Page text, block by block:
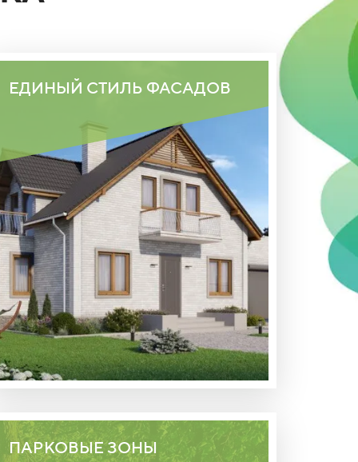
ЕДИНЫЙ СТИЛЬ ФАСАДОВ
ВСЕ ДОМА ВЫПОЛНЕНЫ В ЕДИНОМ
АРХИТЕКТУРНОМ СТИЛЕ
ПАРКОВЫЕ ЗОНЫ